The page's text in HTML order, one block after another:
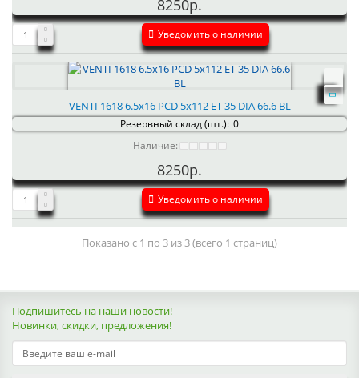
8250р.
Уведомить о наличии
VENTI 1618 6.5x16 PCD 5x112 ET 35 DIA 66.6 BL
Резервный склад (шт.): 0
Наличие:
8250р.
Уведомить о наличии
Показано с 1 по 3 из 3 (всего 1 страниц)
Подпишитесь на наши новости!
Новинки, скидки, предложения!